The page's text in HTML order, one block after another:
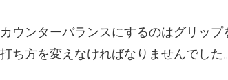
ウンターバランスにするのはグリッ
ち方を変えなければなりませんでした。